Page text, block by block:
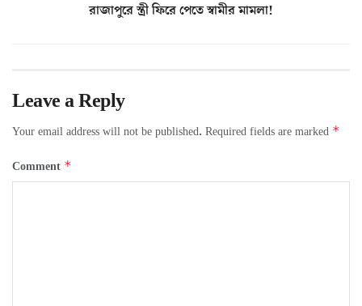
রাজাপুরে স্ত্রী ফিরে পেতে স্বামীর মামলা!
Leave a Reply
Your email address will not be published. Required fields are marked *
Comment *